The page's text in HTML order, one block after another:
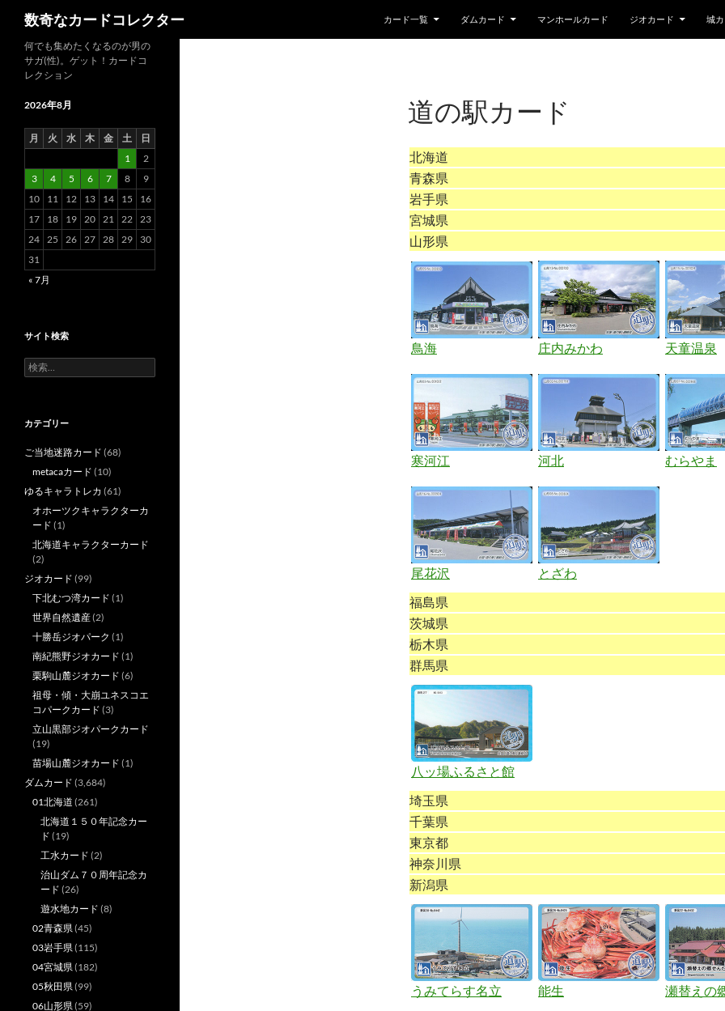
数奇なカードコレクター カード一覧 ダムカード マンホールカード ジオカード 城
道の駅カード
北海道
青森県
岩手県
宮城県
山形県
鳥海 庄内みかわ 天童温泉
寒河江 河北 むらやま
尾花沢
とざわ
福島県
茨城県
栃木県
群馬県
八ッ場ふるさと館
埼玉県
千葉県
東京都
神奈川県
新潟県
うみてらす名立 能生 瀬替えの
何でも集めたくなるのが男の
サガ(性)。ゲット！カードコ
レクション
2026年8月
月 火 水 木 金 土
日
1
2
3
4 5 6 7 8
9
10
11 12 13 14 15
16
17
18 19 20 21 22 23
24 25 26 27 28 29
30
31
« 7月
サイト検索
検
索:
カテゴリー
ご当地迷路カード (68)
metacaカード (10)
ゆるキャラトレカ (61)
オホーツクキャラクターカ
ード (1)
北海道キャラクターカード
(2)
ジオカード (99)
下北むつ湾カード (1)
世界自然遺産(2)
十勝岳ジオパーク (1)
南紀熊野ジオカード (1)
栗駒山麓ジオカード (6)
祖母・傾・大崩ユネスコエ
コパークカード (3)
立山黒部ジオパークカード
(19)
苗場山麓ジオカード (1)
ダムカード (3,684)
01北海道 (261)
北海道１５０年記念カー
ド (19)
工水カード (2)
治山ダム７０周年記念カ
ード (26)
遊水地カード (8)
02青森県(45)
03岩手県(115)
04宮城県(182)
05秋田県(99)
06山形県(59)